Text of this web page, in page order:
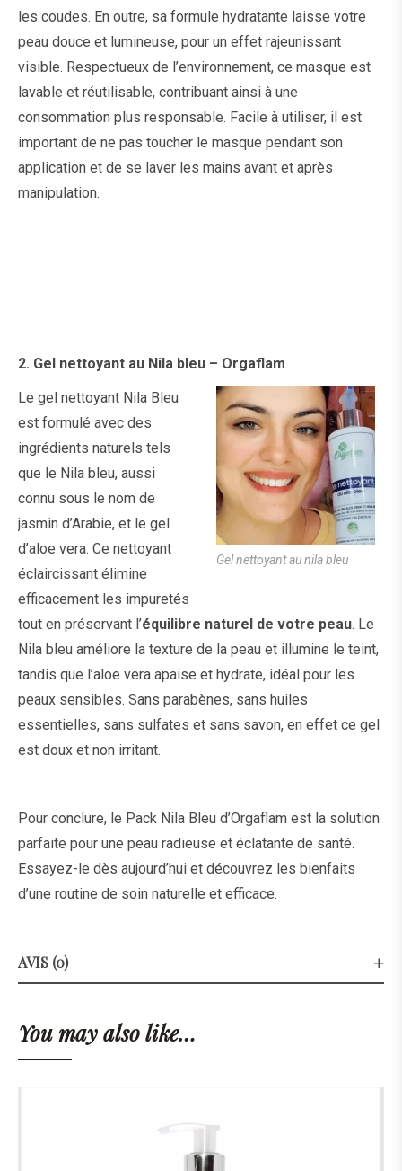
les coudes. En outre, sa formule hydratante laisse votre
peau douce et lumineuse, pour un effet rajeunissant
visible. Respectueux de l’environnement, ce masque est
lavable et réutilisable, contribuant ainsi à une
consommation plus responsable. Facile à utiliser, il est
important de ne pas toucher le masque pendant son
application et de se laver les mains avant et après
manipulation.
2. Gel nettoyant au Nila bleu – Orgaflam
Gel nettoyant au nila bleu
Le gel nettoyant Nila Bleu
est formulé avec des
ingrédients naturels tels
que le Nila bleu, aussi
connu sous le nom de
jasmin d’Arabie, et le gel
d’aloe vera. Ce nettoyant
éclaircissant élimine
efficacement les impuretés
tout en préservant l’équilibre naturel de votre peau. Le
Nila bleu améliore la texture de la peau et illumine le teint,
tandis que l’aloe vera apaise et hydrate, idéal pour les
peaux sensibles. Sans parabènes, sans huiles
essentielles, sans sulfates et sans savon, en effet ce gel
est doux et non irritant.
Pour conclure, le Pack Nila Bleu d’Orgaflam est la solution
parfaite pour une peau radieuse et éclatante de santé.
Essayez-le dès aujourd’hui et découvrez les bienfaits
d’une routine de soin naturelle et efficace.
AVIS (0)
You may also like…